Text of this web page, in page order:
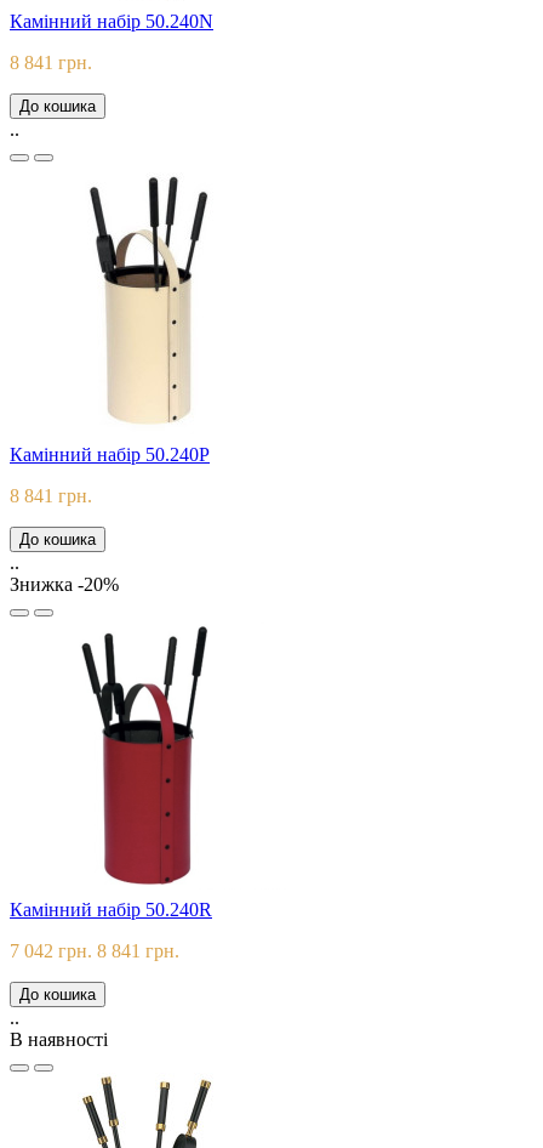
Камінний набір 50.240N
8 841 грн.
До кошика
..
Камінний набір 50.240P
8 841 грн.
До кошика
..
Знижка -20%
Камінний набір 50.240R
7 042 грн. 8 841 грн.
До кошика
..
В наявності